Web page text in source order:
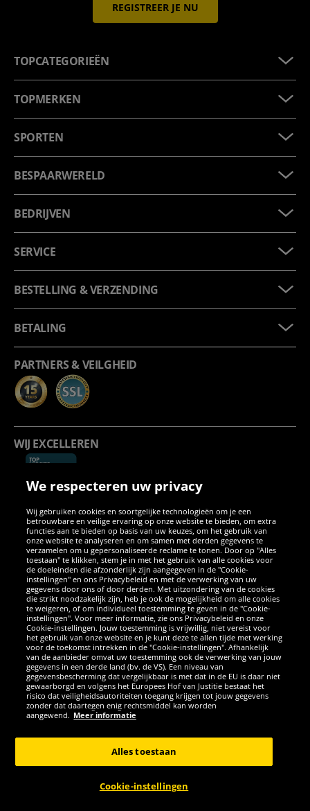
REGISTREER JE NU
TOPCATEGORIEËN
TOPMERKEN
SPORTEN
BESPAARWERELD
BEDRIJVEN
SERVICE
BESTELLING & VERZENDING
BETALING
PARTNERS & VEILGHEID
WIJ EXCELLEREN
SOCIALE MEDIA
FacebookInstagram
WhatsApp
TikTokTwitterYouTube
APPS
GER - Alle rechten voorbehouden
*Alle prijzen incl. wettelijke btw excl. verzendingskosten en eventueel
kosten voor levering ter plaatse, tenzij anderszins beschreven. 1Huidige
of eerdere aanbevolen verkoopprijs van de fabrikant inclusief btw
We respecteren uw privacy
Wij gebruiken cookies en soortgelijke technologieën om je een
betrouwbare en veilige ervaring op onze website te bieden, om extra
functies aan te bieden op basis van uw keuzes, om het gebruik van
onze website te analyseren en om samen met derden gegevens te
verzamelen om u gepersonaliseerde reclame te tonen. Door op "Alles
toestaan" te klikken, stem je in met het gebruik van alle cookies voor
de doeleinden die afzonderlijk zijn aangegeven in de "Cookie-
instellingen" en ons Privacybeleid en met de verwerking van uw
gegevens door ons of door derden. Met uitzondering van de cookies
die strikt noodzakelijk zijn, heb je ook de mogelijkheid om alle cookies
te weigeren, of om individueel toestemming te geven in de "Cookie-
instellingen". Voor meer informatie, zie ons Privacybeleid en onze
Cookie-instellingen. Jouw toestemming is vrijwillig, niet vereist voor
het gebruik van onze website en je kunt deze te allen tijde met werking
voor de toekomst intrekken in de "Cookie-instellingen". Afhankelijk
van de aanbieder omvat uw toestemming ook de verwerking van jouw
gegevens in een derde land (bv. de VS). Een niveau van
gegevensbescherming dat vergelijkbaar is met dat in de EU is daar niet
gewaarborgd en volgens het Europees Hof van Justitie bestaat het
risico dat veiligheidsautoriteiten toegang krijgen tot jouw gegevens
zonder dat daartegen enig rechtsmiddel kan worden
aangewend. Meer informatie
Cookie-instellingen
Alles toestaan